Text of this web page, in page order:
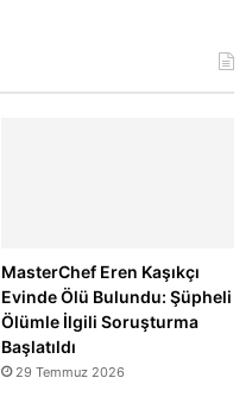
MasterChef Eren Kaşıkçı
Evinde Ölü Bulundu: Şüpheli
Ölümle İlgili Soruşturma
Başlatıldı
29 Temmuz 2026